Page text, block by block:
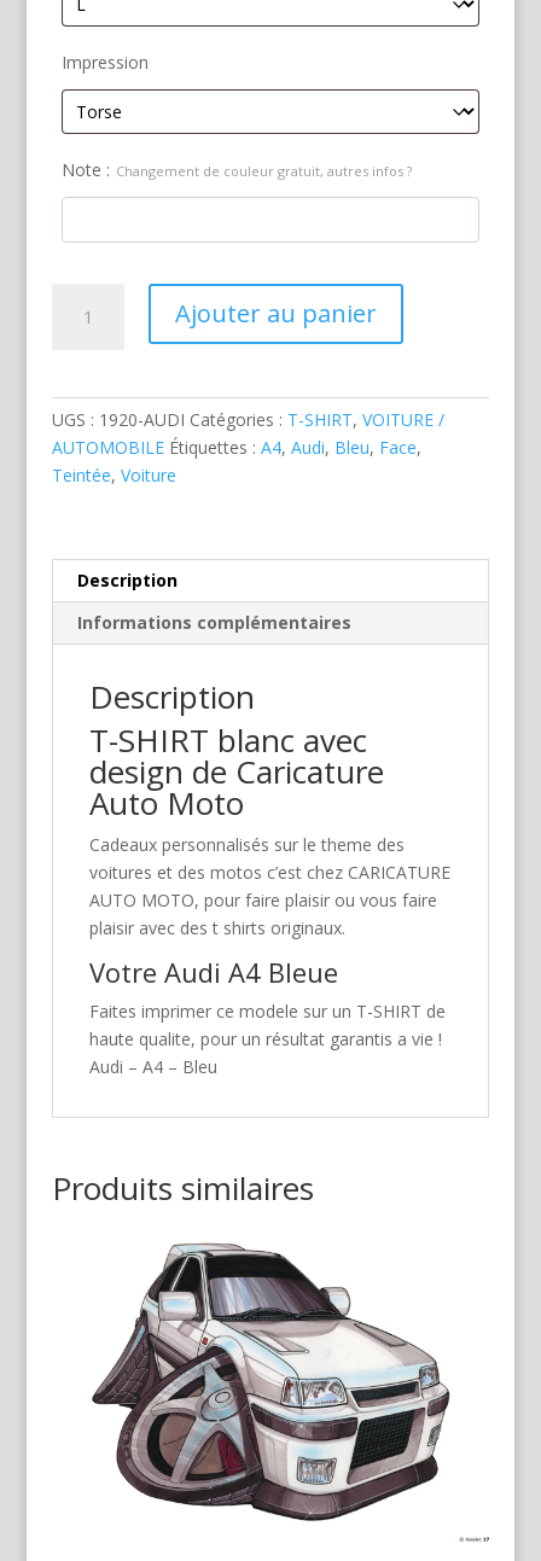
Impression
Note : Changement de couleur gratuit, autres infos ?
Ajouter au panier
UGS : 1920-AUDI Catégories : T-SHIRT, VOITURE /
AUTOMOBILE Étiquettes : A4, Audi, Bleu, Face,
Teintée, Voiture
Description
Informations complémentaires
Description
T-SHIRT blanc avec
design de Caricature
Auto Moto
Cadeaux personnalisés sur le theme des
voitures et des motos c’est chez CARICATURE
AUTO MOTO, pour faire plaisir ou vous faire
plaisir avec des t shirts originaux.
Votre Audi A4 Bleue
Faites imprimer ce modele sur un T-SHIRT de
haute qualite, pour un résultat garantis a vie !
Audi – A4 – Bleu
Produits similaires